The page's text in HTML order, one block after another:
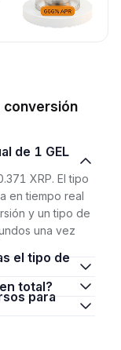
XRP. El tipo
en tiempo real
y un tipo de
una vez
total?